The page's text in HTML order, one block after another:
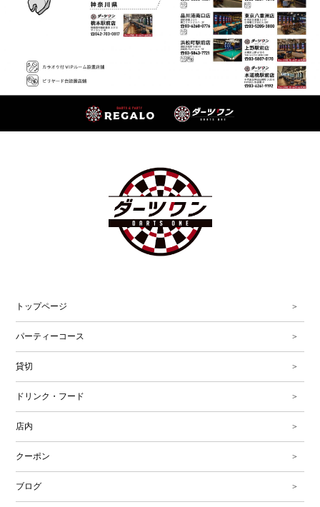
トップページ
パーティーコース
貸切
ドリンク・フード
店内
クーポン
ブログ